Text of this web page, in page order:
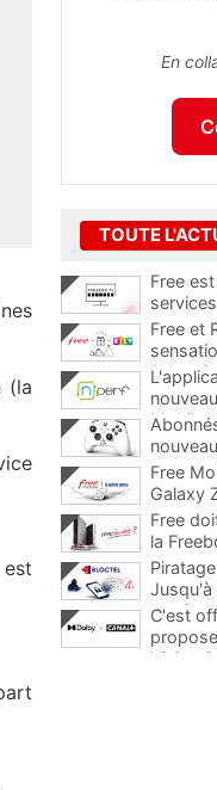
(la
En
TOUTE
Free
encore
Free et
l'obtenir
Mobile,
Free
Galaxy
promos
Free
la
Jusqu'à
C'est
Vision 2